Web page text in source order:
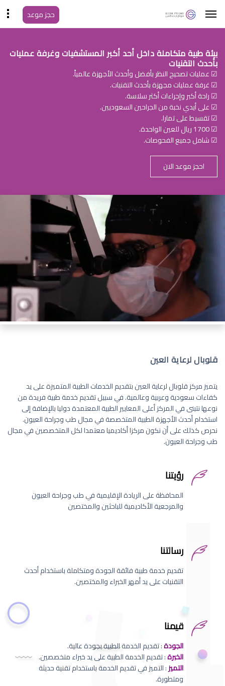
حجز موعد
بيئة طبية متكاملة داخل أحد أكبر المستشفيات وغرفة عمليات
بأحدث التقنيات
☑ عمليات تصحيح النظر بأفضل وأحدث الأجهزة عالمياً.
☑ غرفة عمليات مجهزة بأحدث التقنيات.
☑ راحة أكبر وإجراءات أكثر سلاسة.
☑ على أيدي نخبة من الجراحين السعوديين.
☑ تقسيط على تمارا.
☑ 1700 ريال للعين الواحدة.
☑ شامل جميع الفحوصات.
احجز موعد الان
قلوبال لرعاية العين
يتميز مركز قلوبال لرعاية العين بتقديم الخدمات الطبية المتميزة على يد
كفاءات سعودية وعربية وعالمية. في سبيل تقديم خدمة طبية فريدة من
نوعها نتبنى في المركز أعلى المعايير الطبية المعتمدة دوليا بالإضافة إلى
استخدام أحدث الأجهزة الطبية المتخصصة في مجال طب وجراحة العيون.
نحرص كذلك على أن نكون مركزا أكاديميا معتمدا لكل المتخصصين في مجال
طب وجراحة العيون.
رؤيتنا
المحافظة على الريادة الإقليمية في طب وجراحة العيون
والمرجعية الأكاديمية للباحثين والمختصين
رسالتنا
تقديم خدمة طبية فائقة الجودة ومتكاملة باستخدام أحدث
التقنيات على يد أمهر الخبراء والمختصين.
قيمنا
الجودة: تقديم الخدمة الطبية بجودة عالية.
الخبرة: تقديم الخدمة الطبية على يد خبراء متخصصين.
التميز: التميز في تقديم الخدمة باستخدام تقنية حديثة
ومتطورة.